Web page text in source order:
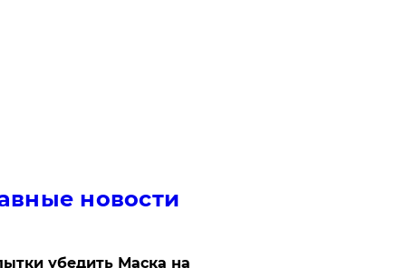
новости
убедить Маска на